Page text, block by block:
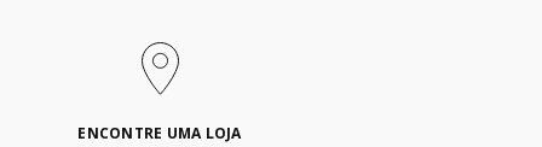
ENCONTRE UMA LOJA